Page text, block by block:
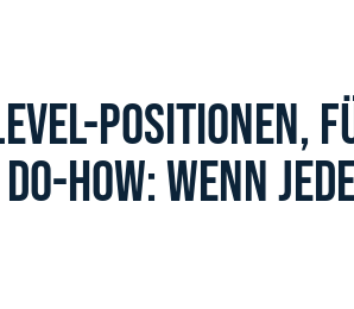
POSITIONEN,
HOW: WENN